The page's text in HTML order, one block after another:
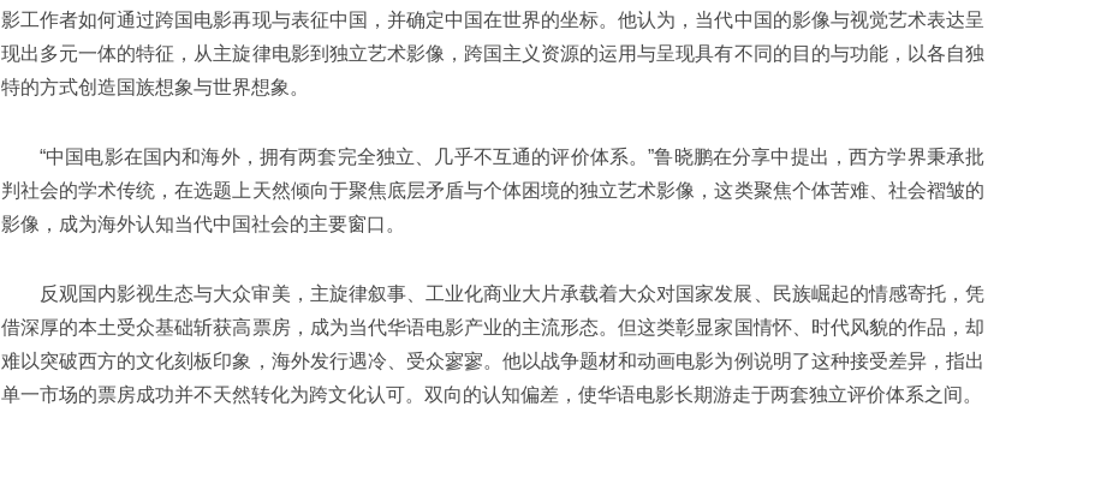
影工作者如何通过跨国电影再现与表征中国，并确定中国在世界的坐标。他认为，当代中国的影像与视觉艺术表达呈
现出多元一体的特征，从主旋律电影到独立艺术影像，跨国主义资源的运用与呈现具有不同的目的与功能，以各自独
特的方式创造国族想象与世界想象。
“中国电影在国内和海外，拥有两套完全独立、几乎不互通的评价体系。”鲁晓鹏在分享中提出，西方学界秉承批
判社会的学术传统，在选题上天然倾向于聚焦底层矛盾与个体困境的独立艺术影像，这类聚焦个体苦难、社会褶皱的
影像，成为海外认知当代中国社会的主要窗口。
反观国内影视生态与大众审美，主旋律叙事、工业化商业大片承载着大众对国家发展、民族崛起的情感寄托，凭
借深厚的本土受众基础斩获高票房，成为当代华语电影产业的主流形态。但这类彰显家国情怀、时代风貌的作品，却
难以突破西方的文化刻板印象，海外发行遇冷、受众寥寥。他以战争题材和动画电影为例说明了这种接受差异，指出
单一市场的票房成功并不天然转化为跨文化认可。双向的认知偏差，使华语电影长期游走于两套独立评价体系之间。